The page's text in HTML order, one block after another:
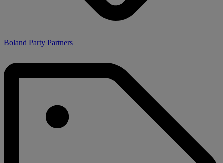
Boland Party Partners